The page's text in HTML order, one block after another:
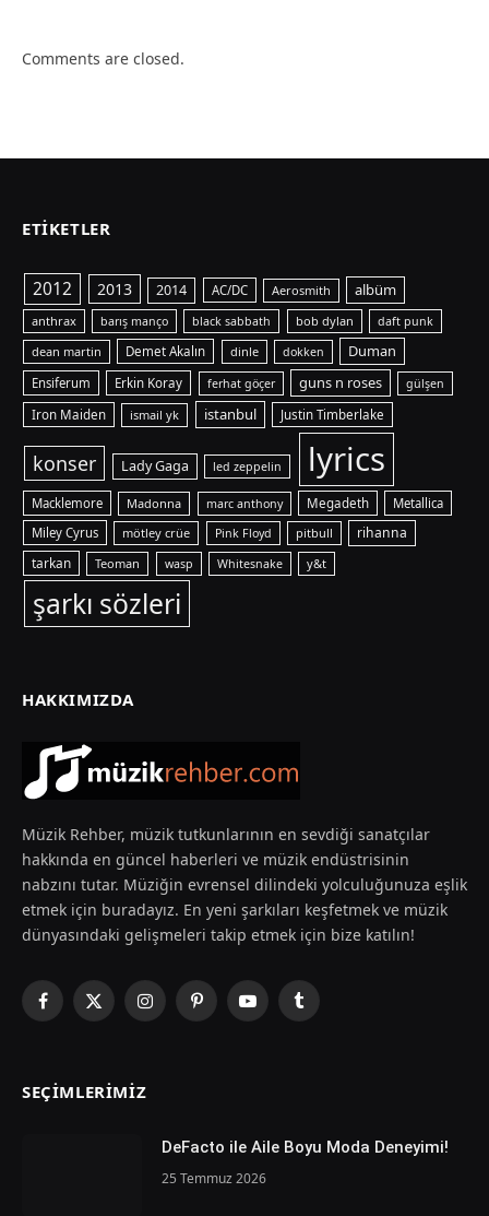
Comments are closed.
ETIKETLER
2012 2013 2014 AC/DC Aerosmith albüm
anthrax barış manço black sabbath bob dylan daft punk
dean martin Demet Akalın dinle dokken Duman
Ensiferum Erkin Koray ferhat göçer guns n roses gülşen
Iron Maiden ismail yk istanbul Justin Timberlake
konser Lady Gaga led zeppelin lyrics
Macklemore Madonna marc anthony Megadeth
Metallica
Miley Cyrus
mötley crüe Pink Floyd pitbull rihanna
tarkan Teoman wasp Whitesnake y&t
şarkı sözleri
HAKKIMIZDA
Müzik Rehber, müzik tutkunlarının en sevdiği sanatçılar
hakkında en güncel haberleri ve müzik endüstrisinin
nabzını tutar. Müziğin evrensel dilindeki yolculuğunuza eşlik
etmek için buradayız. En yeni şarkıları keşfetmek ve müzik
dünyasındaki gelişmeleri takip etmek için bize katılın!
Facebook
X
InstagramPinterestYouTubeTumblr
SEÇIMLERIMIZ
DeFacto ile Aile Boyu Moda Deneyimi!
25 Temmuz 2026